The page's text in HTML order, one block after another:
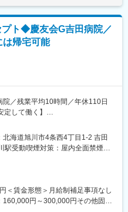
が描けます。今後も事業拡大に
ます。
連続増収・業界トップクラスの
性を兼ね備えています。
エースを運転していただきま
の方も介護初任者研修、実務者
担で取得していただくことがで
ます。（規定に基づき金額会社
当：30,000円～50,000円、調整手
あくまでも目安の金額であり、選
ます。月給(月額)は固定手当を含
プト◆慶友会G吉田病院／
は帰宅可能
院／残業平均10時間／年休110日
して働く】
受付、呼出し対応、請求など）
20代前半6名、他パートスタッ
北海道旭川市4条西4丁目1-2 吉田
受動喫煙対策：屋内全面禁煙変
＜賃金形態＞月給制補足事項なし
円～300,000円その他固定